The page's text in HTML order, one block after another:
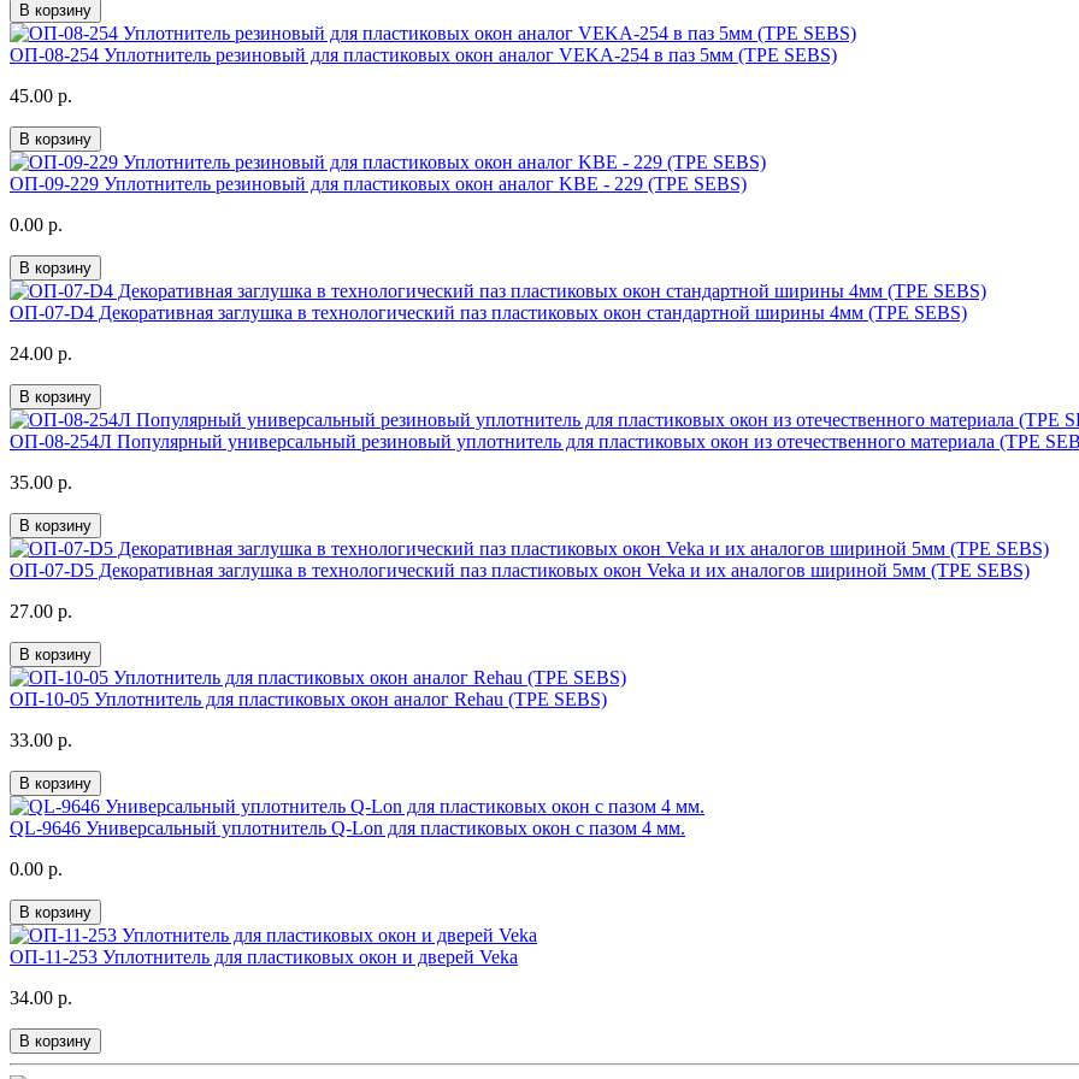
В корзину
ОП-08-254 Уплотнитель резиновый для пластиковых окон аналог VEKA-254 в паз 5мм (TPE SEBS)
45.00 р.
В корзину
ОП-09-229 Уплотнитель резиновый для пластиковых окон аналог KBE - 229 (TPE SEBS)
0.00 р.
В корзину
ОП-07-D4 Декоративная заглушка в технологический паз пластиковых окон стандартной ширины 4мм (TPE SEBS)
24.00 р.
В корзину
ОП-08-254Л Популярный универсальный резиновый уплотнитель для пластиковых окон из отечественного материала (TPE
35.00 р.
В корзину
ОП-07-D5 Декоративная заглушка в технологический паз пластиковых окон Veka и их аналогов шириной 5мм (TPE SEBS)
27.00 р.
В корзину
ОП-10-05 Уплотнитель для пластиковых окон аналог Rehau (TPE SEBS)
33.00 р.
В корзину
QL-9646 Универсальный уплотнитель Q-Lon для пластиковых окон с пазом 4 мм.
0.00 р.
В корзину
ОП-11-253 Уплотнитель для пластиковых окон и дверей Veka
34.00 р.
В корзину